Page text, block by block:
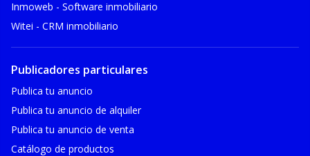
Inmoweb - Software inmobiliario
Witei - CRM inmobiliario
Publicadores particulares
Publica tu anuncio
Publica tu anuncio de alquiler
Publica tu anuncio de venta
Catálogo de productos